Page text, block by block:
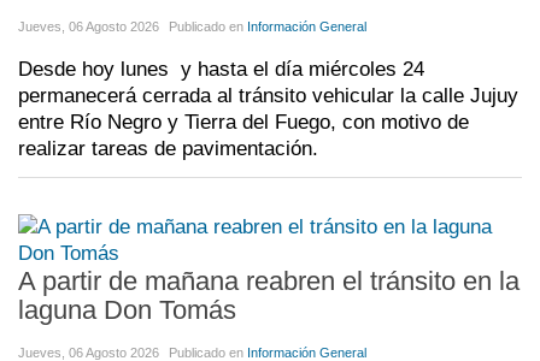
Jueves, 06 Agosto 2026 Publicado en Información General
Desde hoy lunes y hasta el día miércoles 24
permanecerá cerrada al tránsito vehicular la calle Jujuy
entre Río Negro y Tierra del Fuego, con motivo de
realizar tareas de pavimentación.
A partir de mañana reabren el tránsito en la
laguna Don Tomás
Jueves, 06 Agosto 2026 Publicado en Información General